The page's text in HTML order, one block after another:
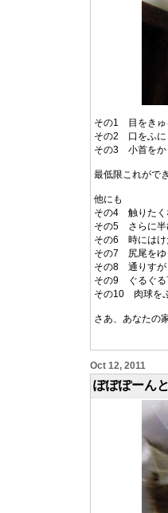
その1 目をきゅ
その2 口をふに
その3 小首をか
最低限これがで
他にも
その4 触りたく
その5 さらに半
その6 時にはけ
その7 尻尾をゆ
その8 通りすが
その9 ぐるぐる
その10 肉球を
さあ、あなたの
Oct 12, 2011
ぽぽぽーん